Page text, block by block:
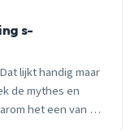
s-
lijkt handig maar
de mythes en
het een van de